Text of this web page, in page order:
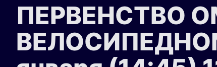
ПЕРВЕНСТВО